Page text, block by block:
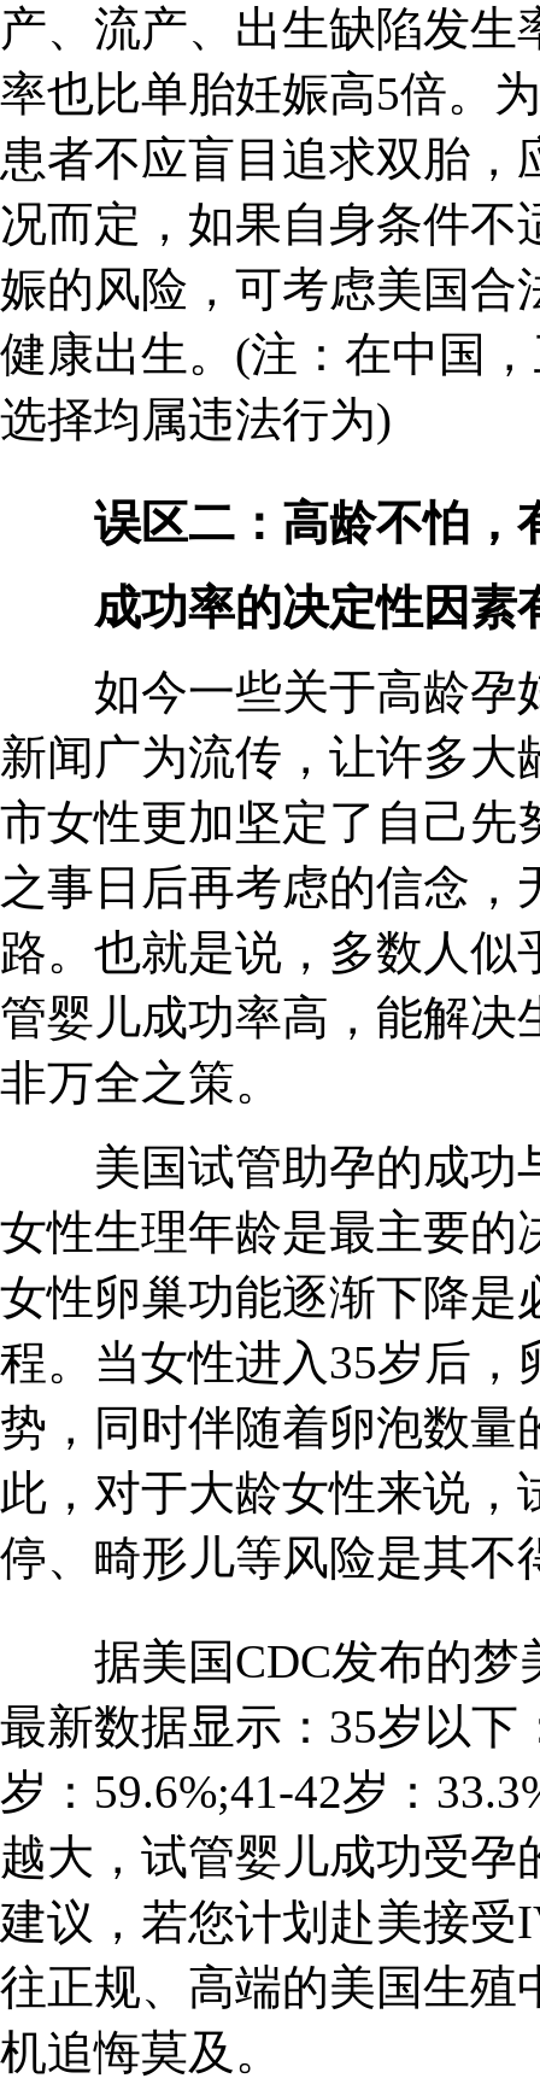
产、流产、出生缺陷发
率也比单胎妊娠高5倍。
患者不应盲目追求双胎
况而定，如果自身条件不
娠的风险，可考虑美国合
健康出生。(注：在中国
选择均属违法行为)
误区二：高龄不怕，
成功率的决定性因素
如今一些关于高龄孕
新闻广为流传，让许多
市女性更加坚定了自己先
之事日后再考虑的信念
路。也就是说，多数人
管婴儿成功率高，能解决
非万全之策。
美国试管助孕的成功
女性生理年龄是最主要的
女性卵巢功能逐渐下降是
程。当女性进入35岁后
势，同时伴随着卵泡数量
此，对于大龄女性来说
停、畸形儿等风险是其不
据美国CDC发布的梦
最新数据显示：35岁以下
岁：59.6%;41-42岁：
越大，试管婴儿成功受
建议，若您计划赴美接
往正规、高端的美国生殖
机追悔莫及。